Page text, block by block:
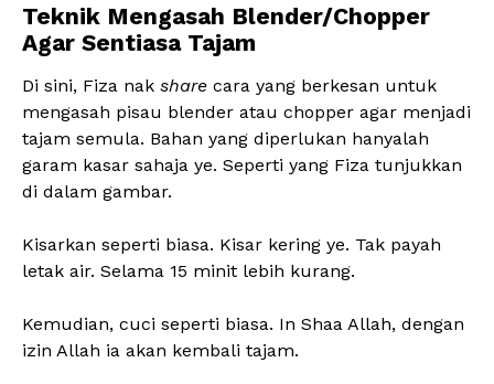
Teknik Mengasah Blender/Chopper
Agar Sentiasa Tajam
Di sini, Fiza nak share cara yang berkesan untuk
mengasah pisau blender atau chopper agar menjadi
tajam semula. Bahan yang diperlukan hanyalah
garam kasar sahaja ye. Seperti yang Fiza tunjukkan
di dalam gambar.
Kisarkan seperti biasa. Kisar kering ye. Tak payah
letak air. Selama 15 minit lebih kurang.
Kemudian, cuci seperti biasa. In Shaa Allah, dengan
izin Allah ia akan kembali tajam.